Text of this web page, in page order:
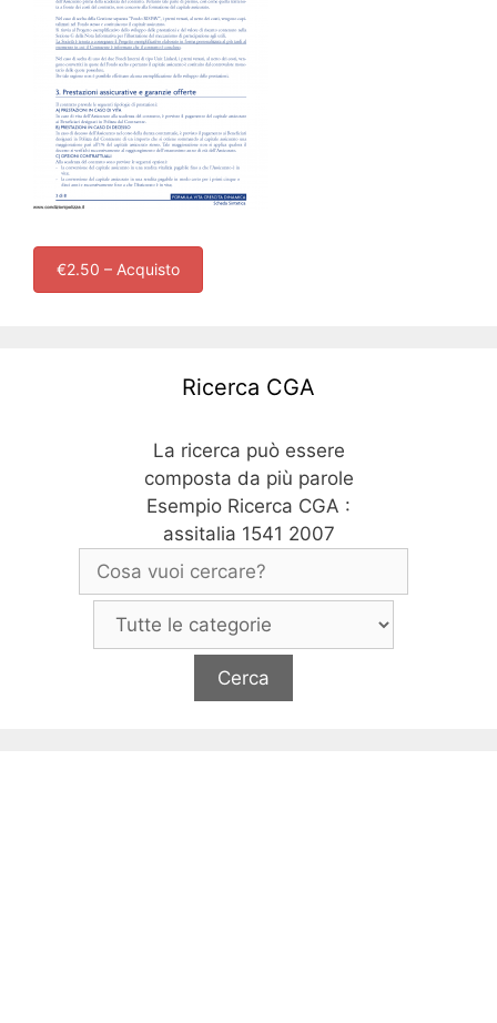
€2.50 – Acquisto
Ricerca CGA
La ricerca può essere
composta da più parole
Esempio Ricerca CGA :
assitalia 1541 2007